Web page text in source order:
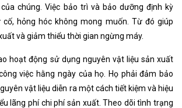
chúng. Việc bảo trì và bảo dưỡng định kỳ
hỏng hóc không mong muốn. Từ đó giúp
và giảm thiểu thời gian ngừng máy.
hoạt động sử dụng nguyên vật liệu sản xuất
việc hằng ngày của họ. Họ phải đảm bảo
vật liệu diễn ra một cách tiết kiệm và hiệu
lãng phí chi phí sản xuất. Theo dõi tình trạng